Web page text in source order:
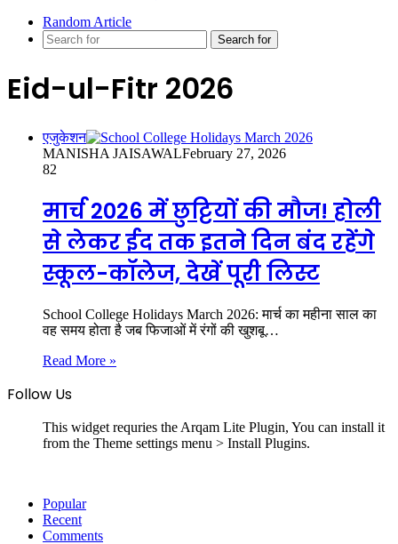
Random Article
Search for
Eid-ul-Fitr 2026
एजुकेशन
MANISHA JAISAWALFebruary 27, 2026
82
मार्च 2026 में छुट्टियों की मौज! होली
से लेकर ईद तक इतने दिन बंद रहेंगे
स्कूल-कॉलेज, देखें पूरी लिस्ट
School College Holidays March 2026: मार्च का महीना साल का
वह समय होता है जब फिजाओं में रंगों की खुशबू…
Read More »
Follow Us
This widget requries the Arqam Lite Plugin, You can install it
from the Theme settings menu > Install Plugins.
Popular
Recent
Comments